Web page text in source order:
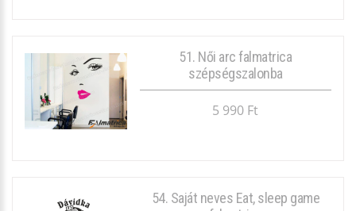
51. Női arc falmatrica
szépségszalonba
5 990 Ft
54. Saját neves Eat, sleep game